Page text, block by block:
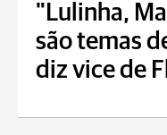
"Lulinha,
são temas
diz vice de